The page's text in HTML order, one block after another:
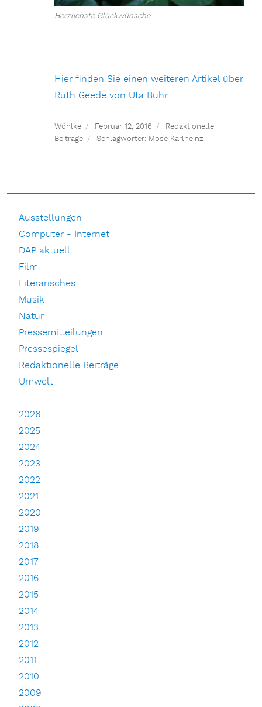
Herzlichste Glückwünsche
Hier finden Sie einen weiteren Artikel über
Ruth Geede von Uta Buhr
Wöhlke Februar 12, 2016
Redaktionelle
Beiträge
Schlagwörter: Mose Karlheinz
Ausstellungen
Computer - Internet
DAP aktuell
Film
Literarisches
Musik
Natur
Pressemitteilungen
Pressespiegel
Redaktionelle Beiträge
Umwelt
2026
2025
2024
2023
2022
2021
2020
2019
2018
2017
2016
2015
2014
2013
2012
2011
2010
2009